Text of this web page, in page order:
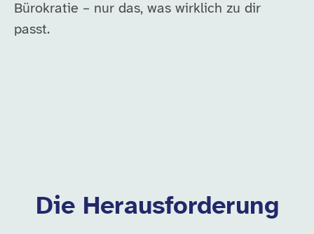
Bürokratie – nur das, was wirklich zu dir
passt.
Die Herausforderung